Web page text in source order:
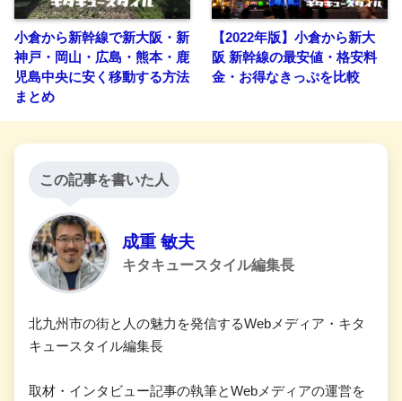
小倉から新幹線で新大阪・新
神戸・岡山・広島・熊本・鹿
児島中央に安く移動する方法
まとめ
【2022年版】小倉から新大
阪 新幹線の最安値・格安料
金・お得なきっぷを比較
この記事を書いた人
成重 敏夫
キタキュースタイル編集長
北九州市の街と人の魅力を発信するWebメディア・キタ
キュースタイル編集長
取材・インタビュー記事の執筆とWebメディアの運営を